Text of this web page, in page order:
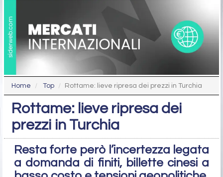
Home Top Rottame: lieve ripresa dei prezzi in Turchia
Rottame: lieve ripresa dei
prezzi in Turchia
Resta forte però l’incertezza legata
a domanda di finiti, billette cinesi a